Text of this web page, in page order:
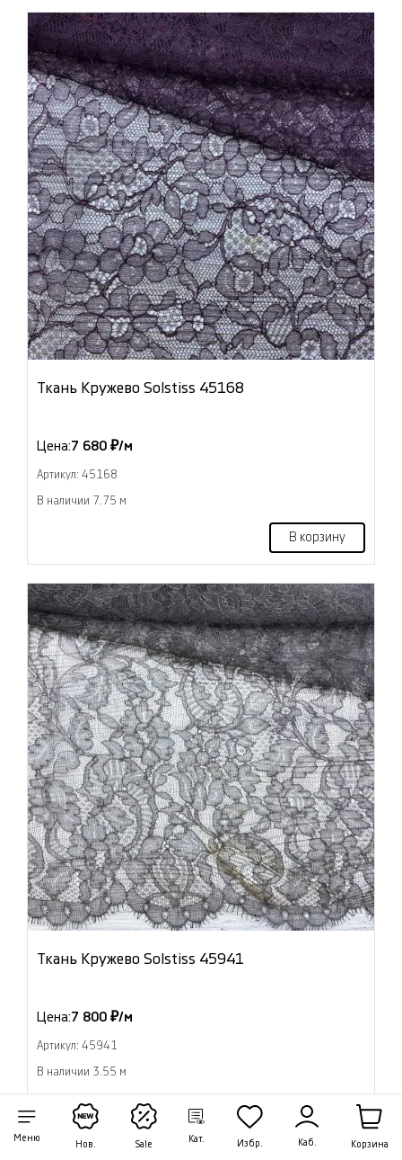
Меню
Нов. Sale
Кат. Избр. Каб. Корзина
Ткань Кружево Solstiss 45168
Цена:7 680 ₽/м
Артикул: 45168
В наличии 7.75 м
В корзину
Ткань Кружево Solstiss 45941
Цена:7 800 ₽/м
Артикул: 45941
В наличии 3.55 м
В корзину